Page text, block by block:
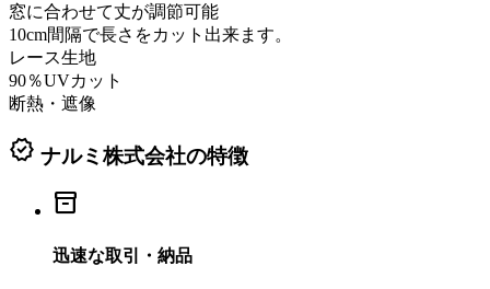
窓に合わせて丈が調節可能
10cm間隔で長さをカット出来ます。
レース生地
90％UVカット
断熱・遮像
verified ナルミ株式会社の特徴
inventory_2
迅速な取引・納品